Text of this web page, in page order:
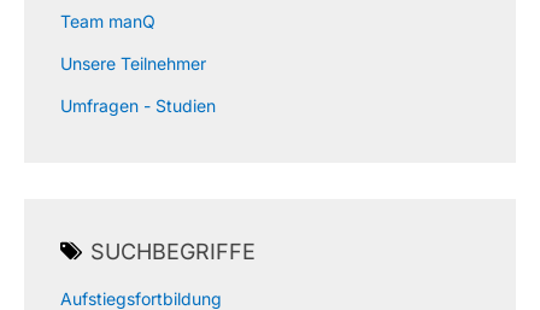
Team manQ
Unsere Teilnehmer
Umfragen - Studien
SUCHBEGRIFFE
Aufstiegsfortbildung